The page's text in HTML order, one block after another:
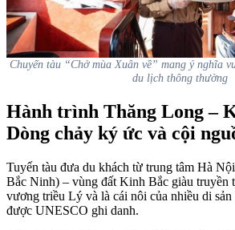
Chuyến tàu “Chở mùa Xuân về” mang ý nghĩa
du lịch thông thường
Hành trình Thăng Long –
Dòng chảy ký ức và cội
Tuyến tàu đưa du khách từ trung tâm Hà
Bắc Ninh) – vùng đất Kinh Bắc giàu truyền
vương triều Lý và là cái nôi của nhiều di sản
được UNESCO ghi danh.